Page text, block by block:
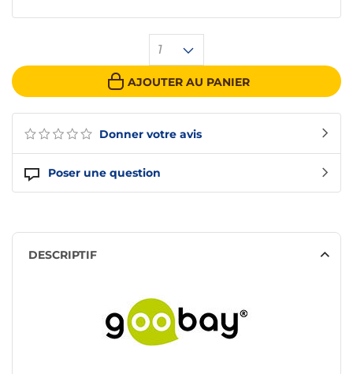
Donner votre avis
Poser une question
1
AJOUTER AU PANIER
DESCRIPTIF